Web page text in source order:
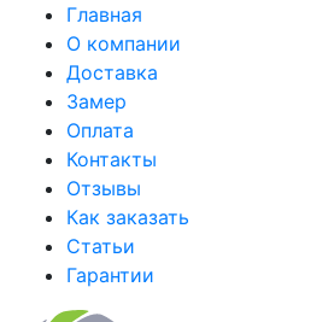
Главная
О компании
Доставка
Замер
Оплата
Контакты
Отзывы
Как заказать
Статьи
Гарантии